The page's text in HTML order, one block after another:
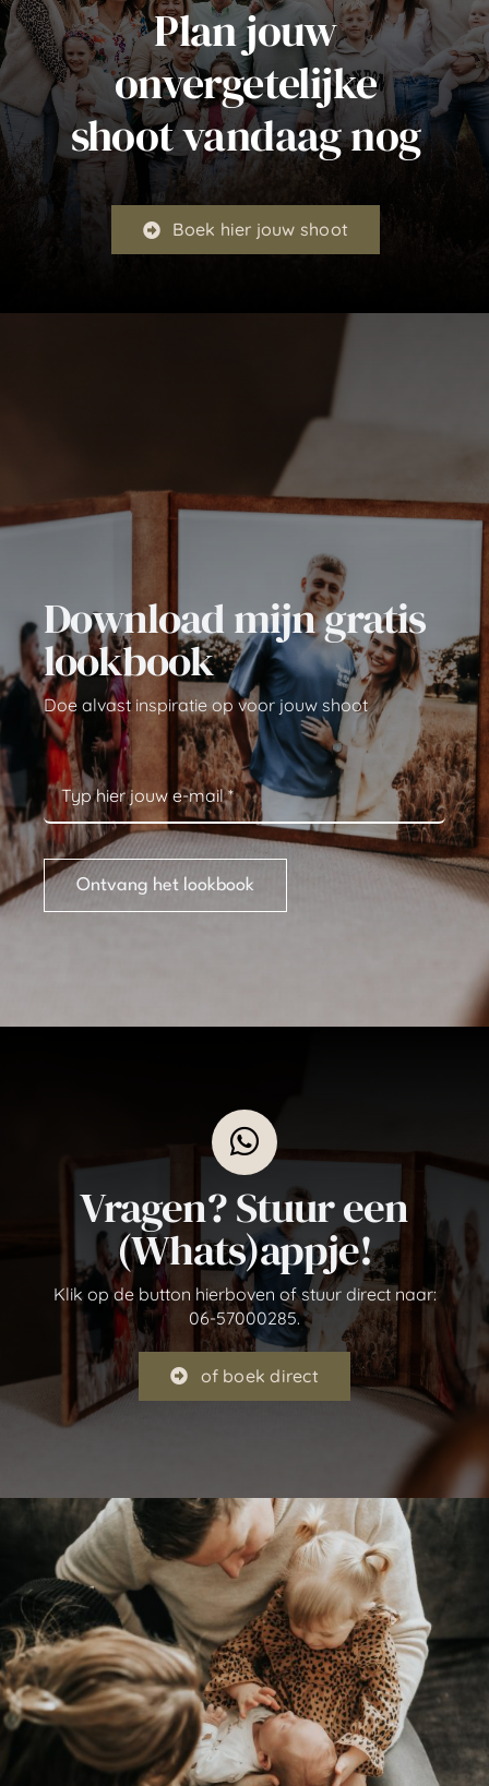
Plan jouw
onvergetelijke
shoot vandaag nog
Boek hier jouw shoot
Download mijn gratis
lookbook
Doe alvast inspiratie op voor jouw shoot
Ontvang het lookbook
Vragen? Stuur een
(Whats)appje!
Klik op de button hierboven of stuur direct naar:
06-57000285.
of boek direct